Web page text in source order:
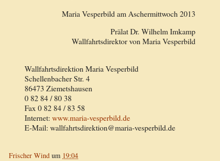
Maria Vesperbild am Aschermittwoch 2013
Prälat Dr. Wilhelm Imkamp
Wallfahrtsdirektor von Maria Vesperbild
Wallfahrtsdirektion Maria Vesperbild
Schellenbacher Str. 4
86473 Ziemetshausen
0 82 84 / 80 38
Fax 0 82 84 / 83 58
Internet: www.maria-vesperbild.de
E-Mail: wallfahrtsdirektion@maria-vesperbild.de
Frischer Wind um 19:04